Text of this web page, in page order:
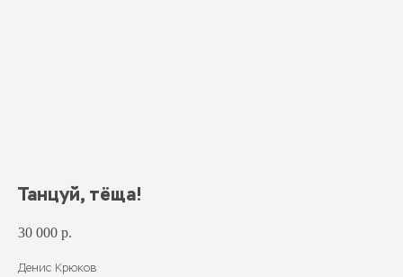
Танцуй, тёща!
30 000 р.
Денис Крюков